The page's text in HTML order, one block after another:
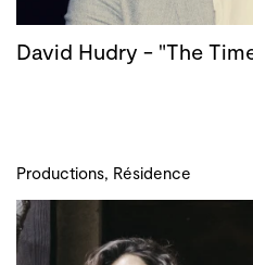
David Hudry - "The
Productions, Résidence